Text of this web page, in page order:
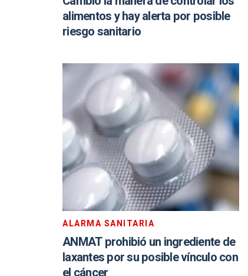
alimentos y hay alerta por posible
riesgo sanitario
ALARMA SANITARIA
ANMAT prohibió un ingrediente de
laxantes por su posible vínculo con